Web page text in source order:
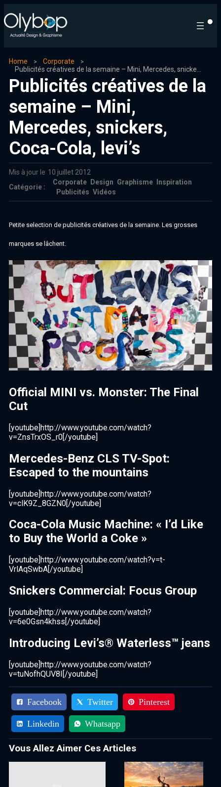
Home
Corporate
Publicités créatives de la
semaine – Mini,
Mercedes, snickers,
Coca-Cola, levi’s
Mis à jour le 10 juillet 2012
Catégorie :
Corporate Design Graphisme
Inspiration
Publicités Vidéos
Petite selection de publicités créatives de la semaine. Les grosses
marques se lâchent.
Official MINI vs. Monster: The Final
Cut
[youtube]http://www.youtube.com/watch?
v=ZnsTrxOS_r0[/youtube]
Mercedes-Benz CLS TV-Spot:
Escaped to the mountains
[youtube]http://www.youtube.com/watch?
v=clK9Z_8GZN0[/youtube]
Coca-Cola Music Machine: « I’d Like
to Buy the World a Coke »
[youtube]http://www.youtube.com/watch?v=t-
VrlAqSwbA[/youtube]
Snickers Commercial: Focus Group
[youtube]http://www.youtube.com/watch?
v=6e0Gsn4khss[/youtube]
Introducing Levi’s® Waterless™ jeans
[youtube]http://www.youtube.com/watch?
v=tuNofhQUV8I[/youtube]
Facebook Twitter Pinterest
Linkedin Whatsapp
Vous Allez Aimer Ces Articles